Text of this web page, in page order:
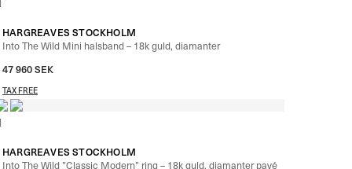
HARGREAVES STOCKHOLM
Into The Wild Mini halsband – 18k guld, diamanter
47 960SEK
TAX FREE
HARGREAVES STOCKHOLM
Into The Wild ”Classic Modern” ring – 18k guld, diamanter pavé